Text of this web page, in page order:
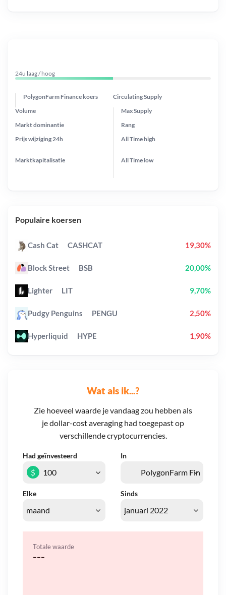
Wat als ik...?
Zie hoeveel waarde je vandaag zou hebben als
je dollar-cost averaging had toegepast op
verschillende cryptocurrencies.
Had geïnvesteerd In
Elke Sinds
$
Totale waarde
---
24u laag / hoog
PolygonFarm Finance koers Circulating Supply
Prijs wijziging 24h
Max Supply
Markt dominantie
Marktkapitalisatie
Volume
Rang
All Timehigh
All Time low
Populaire koersen
Cash Cat CASHCAT 19,30%
Block Street BSB 20,00%
Lighter LIT 9,70%
Pudgy Penguins PENGU 2,50%
Hyperliquid HYPE 1,90%